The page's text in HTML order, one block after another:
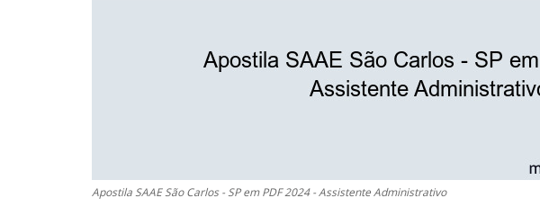
Apostila SAAE São Carlos - SP em PDF 2024 - Assistente Administrativo